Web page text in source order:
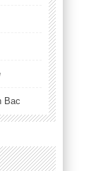
Bac